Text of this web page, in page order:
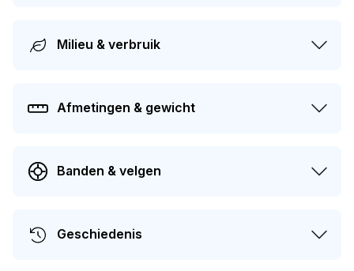
Milieu & verbruik
Afmetingen & gewicht
Banden & velgen
Geschiedenis